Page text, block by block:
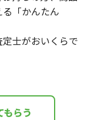
「かんたん
士がおいくらで
らう